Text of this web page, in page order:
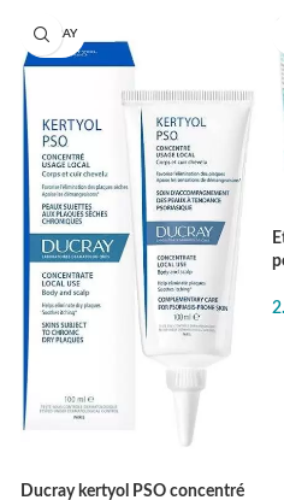
DUCRAY
Ducray kertyol PSO concentré